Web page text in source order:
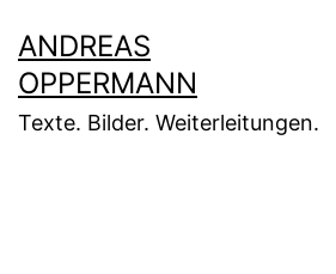
Inhalt
springen
ANDREAS
OPPERMANN
Texte. Bilder. Weiterleitungen.